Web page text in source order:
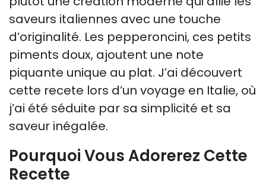
saveurs italiennes avec une touche
d’originalité. Les pepperoncini, ces petits
piments doux, ajoutent une note
piquante unique au plat. J’ai découvert
cette recete lors d’un voyage en Italie, où
j’ai été séduite par sa simplicité et sa
saveur inégalée.
Pourquoi Vous Adorerez Cette
Recette